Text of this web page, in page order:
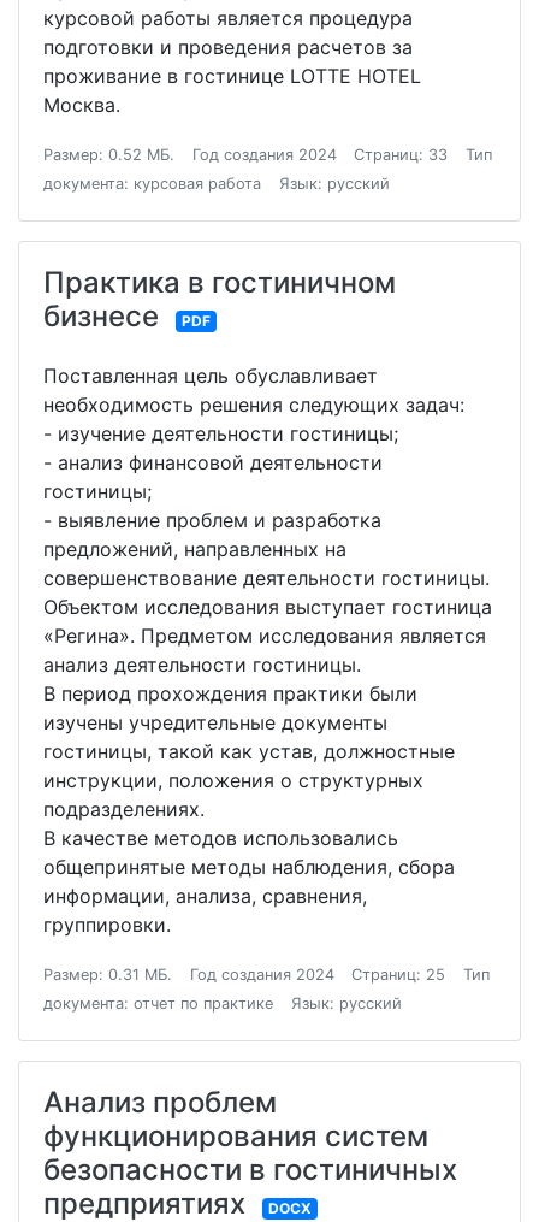
курсовой работы является процедура
подготовки и проведения расчетов за
проживание в гостинице LOTTE HOTEL
Москва.
Размер: 0.52 МБ. Год создания 2024 Страниц: 33
Тип
документа: курсовая работа
Язык: русский
Практика в гостиничном
бизнесе
PDF
Поставленная цель обуславливает
необходимость решения следующих задач:
- изучение деятельности гостиницы;
- анализ финансовой деятельности
гостиницы;
- выявление проблем и разработка
предложений, направленных на
совершенствование деятельности гостиницы.
Объектом исследования выступает гостиница
«Регина». Предметом исследования является
анализ деятельности гостиницы.
В период прохождения практики были
изучены учредительные документы
гостиницы, такой как устав, должностные
инструкции, положения о структурных
подразделениях.
В качестве методов использовались
общепринятые методы наблюдения, сбора
информации, анализа, сравнения,
группировки.
Размер: 0.31 МБ. Год создания 2024 Страниц: 25
Тип
документа: отчет по практике
Язык: русский
Анализ проблем
функционирования систем
безопасности в гостиничных
предприятиях
DOCX